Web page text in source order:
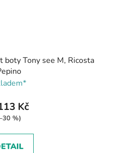
boty Tony see M, Ricosta
Kč
%)